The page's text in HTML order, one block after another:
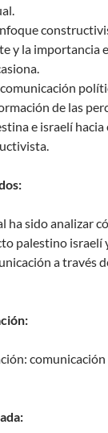
y la importancia
de las
e israelí
ha sido analizar
palestino israelí
a través